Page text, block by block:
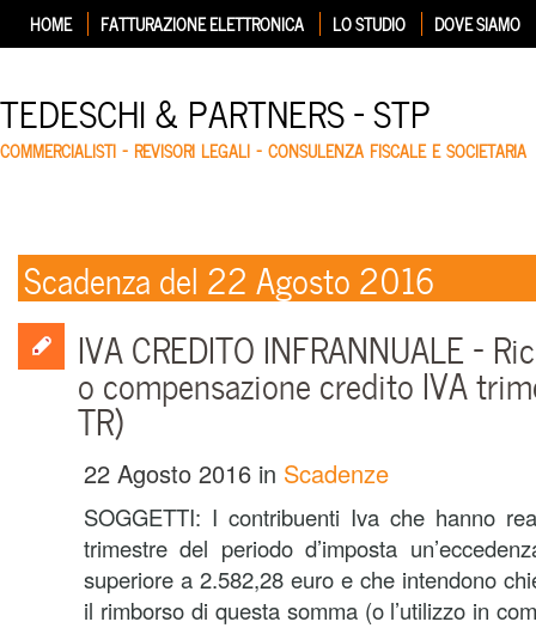
HOME FATTURAZIONE ELETTRONICA LO STUDIO DOVE SIAMO
TEDESCHI & PARTNERS – STP
COMMERCIALISTI – REVISORI LEGALI – CONSULENZA FISCALE E SOCIETARIA
Scadenza del 22 Agosto 2016
IVA CREDITO INFRANNUALE –
o compensazione credito IVA
TR)
22 Agosto 2016 in Scadenze
SOGGETTI: I contribuenti Iva che hanno
trimestre del periodo d’imposta
superiore a 2.582,28 euro e che intendono
il rimborso di questa somma (o l’utilizzo in